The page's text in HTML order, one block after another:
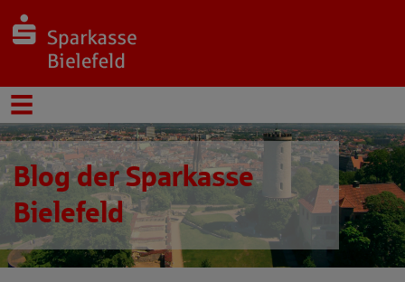
Blog der Sparkasse
Bielefeld